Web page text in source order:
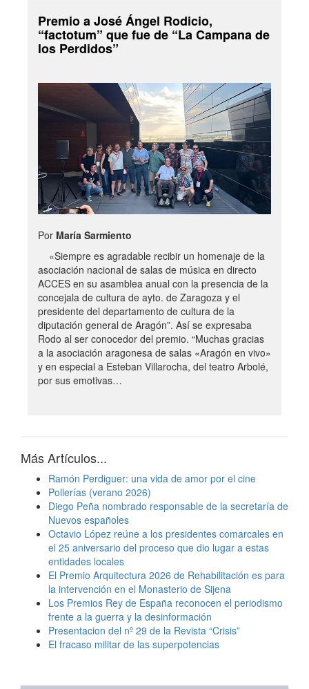
Premio a José Ángel Rodicio,
“factotum” que fue de “La Campana de
los Perdidos”
Por María Sarmiento
«Siempre es agradable recibir un homenaje de la
asociación nacional de salas de música en directo
ACCES en su asamblea anual con la presencia de la
concejala de cultura de ayto. de Zaragoza y el
presidente del departamento de cultura de la
diputación general de Aragón”. Así se expresaba
Rodo al ser conocedor del premio. “Muchas gracias
a la asociación aragonesa de salas «Aragón en vivo»
y en especial a Esteban Villarocha, del teatro Arbolé,
por sus emotivas…
Más Artículos...
Ramón Perdiguer: una vida de amor por el cine
Pollerías (verano 2026)
Diego Peña nombrado responsable de la secretaría de
Nuevos españoles
Octavio López reúne a los presidentes comarcales en
el 25 aniversario del proceso que dio lugar a estas
entidades locales
El Premio Arquitectura 2026 de Rehabilitación es para
la intervención en el Monasterio de Sijena
Los Premios Rey de España reconocen el periodismo
frente a la guerra y la desinformación
Presentacion del nº 29 de la Revista “Crisis”
El fracaso militar de las superpotencias